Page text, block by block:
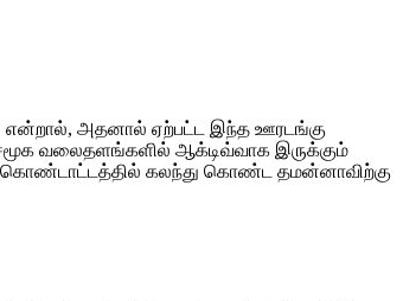
என்றால், அதனால் ஏற்பட்ட இந்த ஊரடங்கு
வலைதளங்களில் ஆக்டிவ்வாக இருக்கும்
கொண்டாட்டத்தில் கலந்து கொண்ட தமன்னாவிற்கு